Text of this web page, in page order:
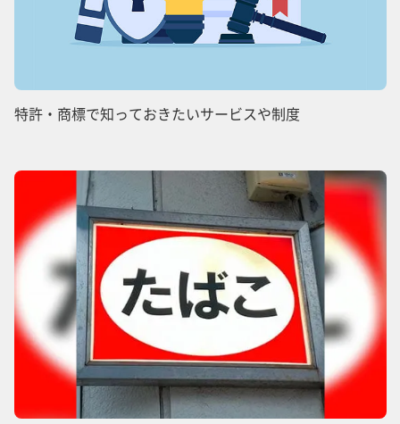
特許・商標で知っておきたいサービスや制度